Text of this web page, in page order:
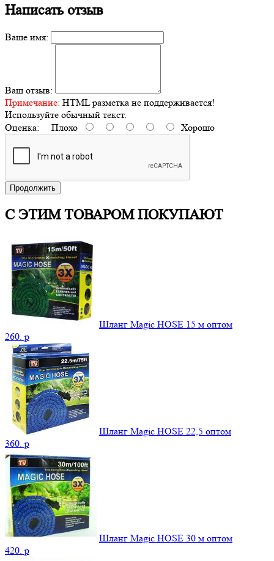
Написать отзыв
Ваше имя:
Ваш отзыв:
Примечание: HTML разметка не поддерживается!
Используйте обычный текст.
Оценка: Плохо Хорошо
Продолжить
С ЭТИМ ТОВАРОМ ПОКУПАЮТ
Шланг Magic HOSE 15 м оптом
260. p
Шланг Magic HOSE 22,5 оптом
360. p
Шланг Magic HOSE 30 м оптом
420. p